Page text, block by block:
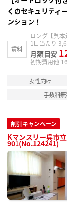
くのセキュリティ
ンション！
賃料
ロング【呉本
1日当たり
月額目安
初期費用他
女性向け
手数料
割引キャンペーン
Kマンスリー呉市
901(No.124241)